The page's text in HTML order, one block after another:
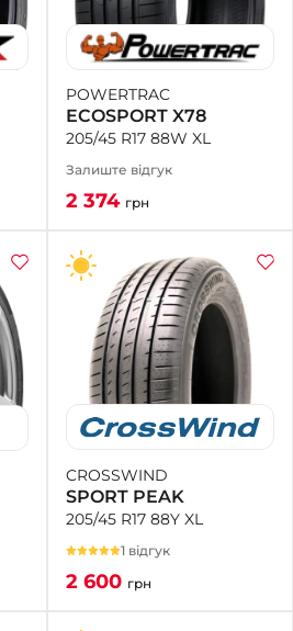
POWERTRAC
ECOSPORT X78
205/45 R17 88W XL
Залиште відгук
2 374 грн
CROSSWIND
SPORT PEAK
205/45 R17 88Y XL
1 відгук
2 600 грн